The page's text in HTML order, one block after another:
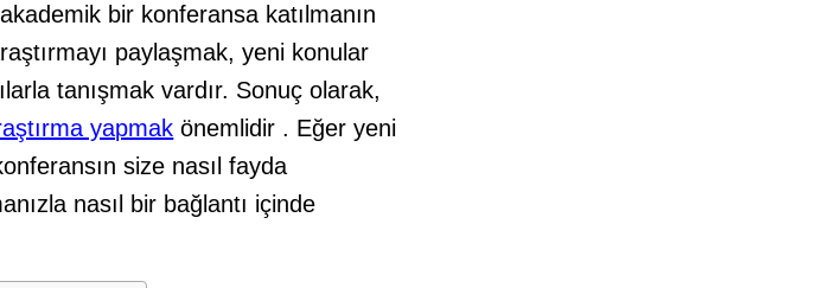
bir konferansa katılmanın
paylaşmak, yeni konular
tanışmak vardır. Sonuç olarak,
yapmak önemlidir . Eğer yeni
size nasıl fayda
nasıl bir bağlantı içinde